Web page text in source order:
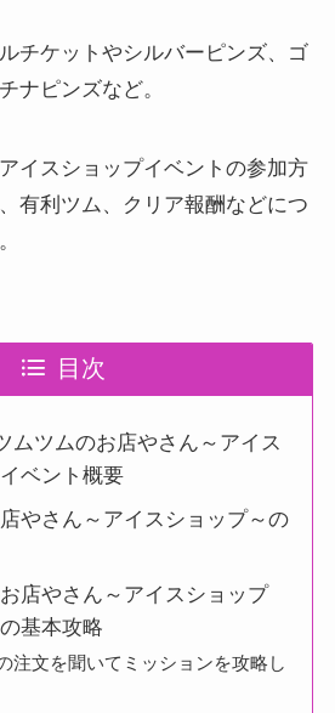
チケットやシルバーピンズ、ゴ
ナピンズなど。
イスショップイベントの参加方
有利ツム、クリア報酬などにつ
目次
ムツムのお店やさん～アイス
ベント概要
やさん～アイスショップ～の
お店やさん～アイスショップ
基本攻略
注文を聞いてミッションを攻略し